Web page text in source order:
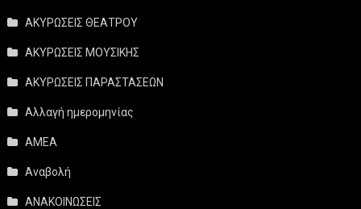
ΑΚΥΡΩΣΕΙΣ ΘΕΑΤΡΟΥ
ΑΚΥΡΩΣΕΙΣ ΜΟΥΣΙΚΗΣ
ΑΚΥΡΩΣΕΙΣ ΠΑΡΑΣΤΑΣΕΩΝ
Αλλαγή ημερομηνίας
ΑΜΕΑ
Αναβολή
ΑΝΑΚΟΙΝΩΣΕΙΣ